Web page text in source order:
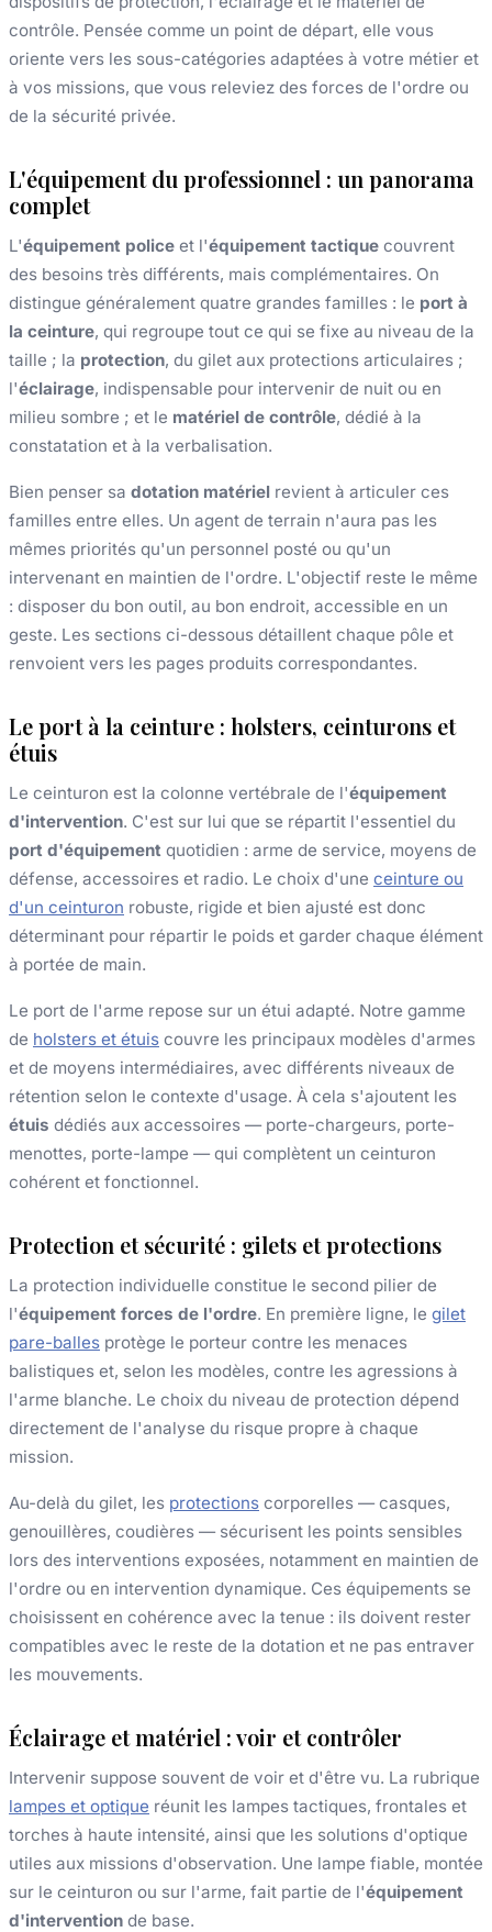
contrôle. Pensée comme un point de départ, elle vous
oriente vers les sous-catégories adaptées à votre métier et
à vos missions, que vous releviez des forces de l'ordre ou
de la sécurité privée.
L'équipement du professionnel : un panorama
complet
L'équipement police et l'équipement tactique couvrent
des besoins très différents, mais complémentaires. On
distingue généralement quatre grandes familles : le port à
la ceinture, qui regroupe tout ce qui se fixe au niveau de la
taille ; la protection, du gilet aux protections articulaires ;
l'éclairage, indispensable pour intervenir de nuit ou en
milieu sombre ; et le matériel de contrôle, dédié à la
constatation et à la verbalisation.
Bien penser sa dotation matériel revient à articuler ces
familles entre elles. Un agent de terrain n'aura pas les
mêmes priorités qu'un personnel posté ou qu'un
intervenant en maintien de l'ordre. L'objectif reste le même
: disposer du bon outil, au bon endroit, accessible en un
geste. Les sections ci-dessous détaillent chaque pôle et
renvoient vers les pages produits correspondantes.
Le port à la ceinture : holsters, ceinturons et
étuis
Le ceinturon est la colonne vertébrale de l'équipement
d'intervention. C'est sur lui que se répartit l'essentiel du
port d'équipement quotidien : arme de service, moyens de
défense, accessoires et radio. Le choix d'une ceinture ou
d'un ceinturon robuste, rigide et bien ajusté est donc
déterminant pour répartir le poids et garder chaque élément
à portée de main.
Le port de l'arme repose sur un étui adapté. Notre gamme
de holsters et étuis couvre les principaux modèles d'armes
et de moyens intermédiaires, avec différents niveaux de
rétention selon le contexte d'usage. À cela s'ajoutent les
étuis dédiés aux accessoires — porte-chargeurs, porte-
menottes, porte-lampe — qui complètent un ceinturon
cohérent et fonctionnel.
Protection et sécurité : gilets et protections
La protection individuelle constitue le second pilier de
l'équipement forces de l'ordre. En première ligne, le gilet
pare-balles protège le porteur contre les menaces
balistiques et, selon les modèles, contre les agressions à
l'arme blanche. Le choix du niveau de protection dépend
directement de l'analyse du risque propre à chaque
mission.
Au-delà du gilet, les protections corporelles — casques,
genouillères, coudières — sécurisent les points sensibles
lors des interventions exposées, notamment en maintien de
l'ordre ou en intervention dynamique. Ces équipements se
choisissent en cohérence avec la tenue : ils doivent rester
compatibles avec le reste de la dotation et ne pas entraver
les mouvements.
Éclairage et matériel : voir et contrôler
Intervenir suppose souvent de voir et d'être vu. La rubrique
lampes et optique réunit les lampes tactiques, frontales et
torches à haute intensité, ainsi que les solutions d'optique
utiles aux missions d'observation. Une lampe fiable, montée
sur le ceinturon ou sur l'arme, fait partie de l'équipement
d'intervention de base.